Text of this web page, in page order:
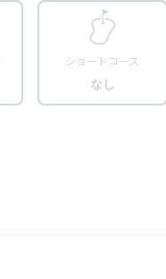
ショートコース
なし